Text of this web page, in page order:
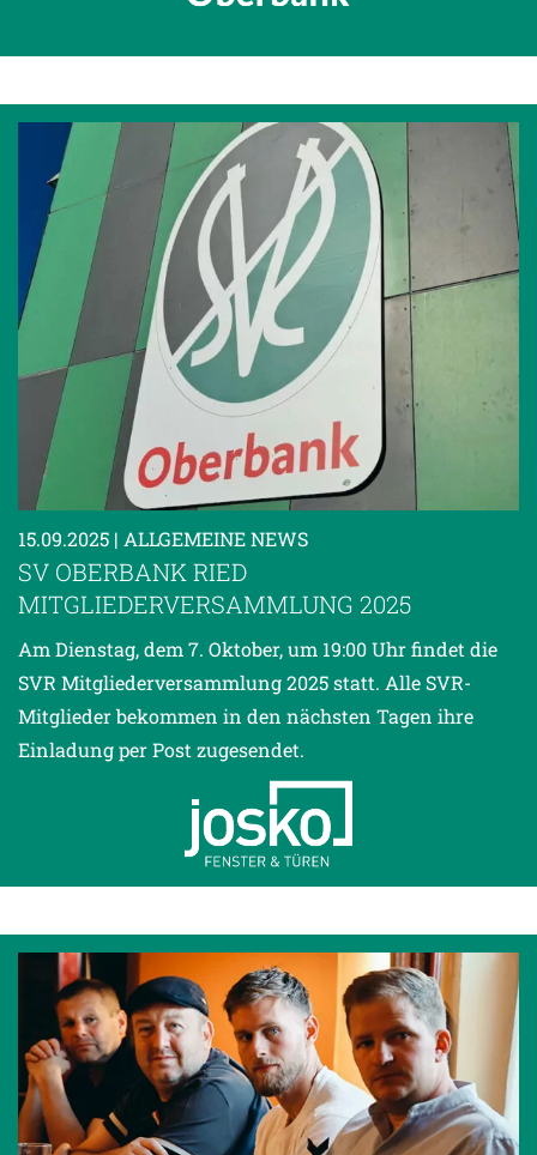
15.09.2025 | ALLGEMEINE NEWS
SV OBERBANK RIED
MITGLIEDERVERSAMMLUNG 2025
Am Dienstag, dem 7. Oktober, um 19:00 Uhr findet die
SVR Mitgliederversammlung 2025 statt. Alle SVR-
Mitglieder bekommen in den nächsten Tagen ihre
Einladung per Post zugesendet.